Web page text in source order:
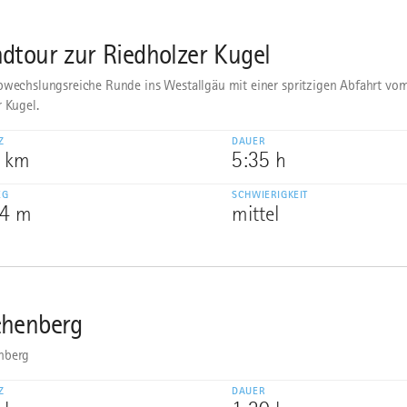
zur Riedholzer Kugel
Runde ins Westallgäu mit einer spritzigen Abfahrt
Kugel.
DAUER
5:35 h
m
SCHWIERIGKEIT
mittel
DAUER